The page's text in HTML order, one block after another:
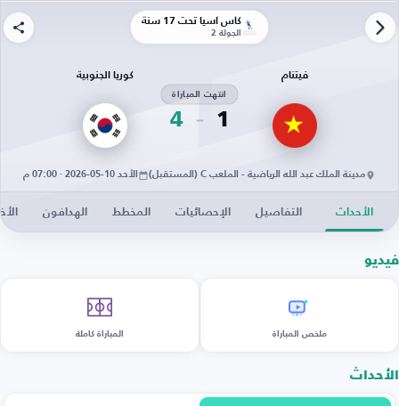
كأس آسيا تحت 17 سنة
الجولة 2
فيتنام
1
انتهت المباراة
4
كوريا الجنوبية
مدينة الملك عبد الله الرياضية - الملعب C (المستقبل) الأحد 10-05-2026 · 07:00 م
الأحداث التفاصيل الإحصائيات المخطط الهدافون
فيديو
ملخص المباراة المباراة كاملة
الأحداث